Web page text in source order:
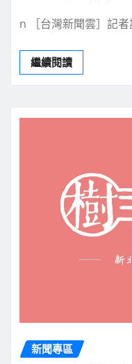
n ［台灣新聞雲］記
繼續閱讀
新聞專區